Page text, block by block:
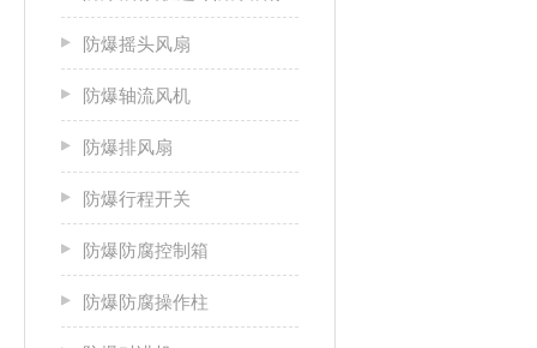
防爆摇头风扇
防爆轴流风机
防爆排风扇
防爆行程开关
防爆防腐控制箱
防爆防腐操作柱